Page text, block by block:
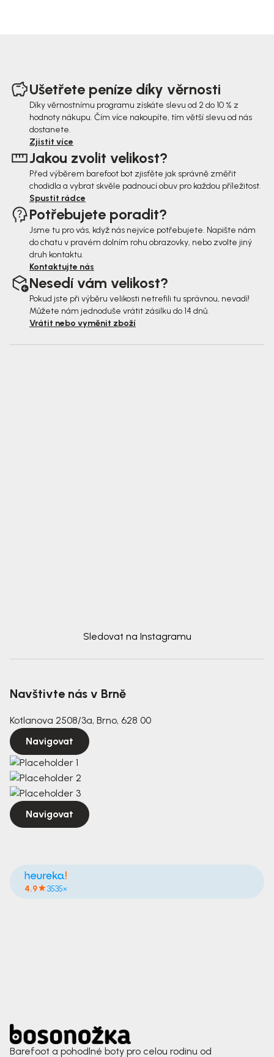
Ušetřete peníze díky věrnosti
Díky věrnostnímu programu získáte slevu od 2 do 10 % z
hodnoty nákupu. Čím více nakoupíte, tím větší slevu od nás
dostanete.
Zjistit více
Jakou zvolit velikost?
Před výběrem barefoot bot zjisťěte jak správně změřit
chodidla a vybrat skvěle padnoucí obuv pro každou příležitost.
Spustit rádce
Potřebujete poradit?
Jsme tu pro vás, když nás nejvíce potřebujete. Napište nám
do chatu v pravém dolním rohu obrazovky, nebo zvolte jiný
druh kontaktu.
Kontaktujte nás
Nesedí vám velikost?
Pokud jste při výběru velikosti netrefili tu správnou, nevadí!
Můžete nám jednoduše vrátit zásilku do 14 dnů.
Vrátit nebo vyměnit zboží
Sledovat na Instagramu
Navštivte nás v Brně
Kotlanova 2508/3a, Brno, 628 00
Navigovat
Navigovat
4.9 3535×
Barefoot a pohodlné boty pro celou rodinu od